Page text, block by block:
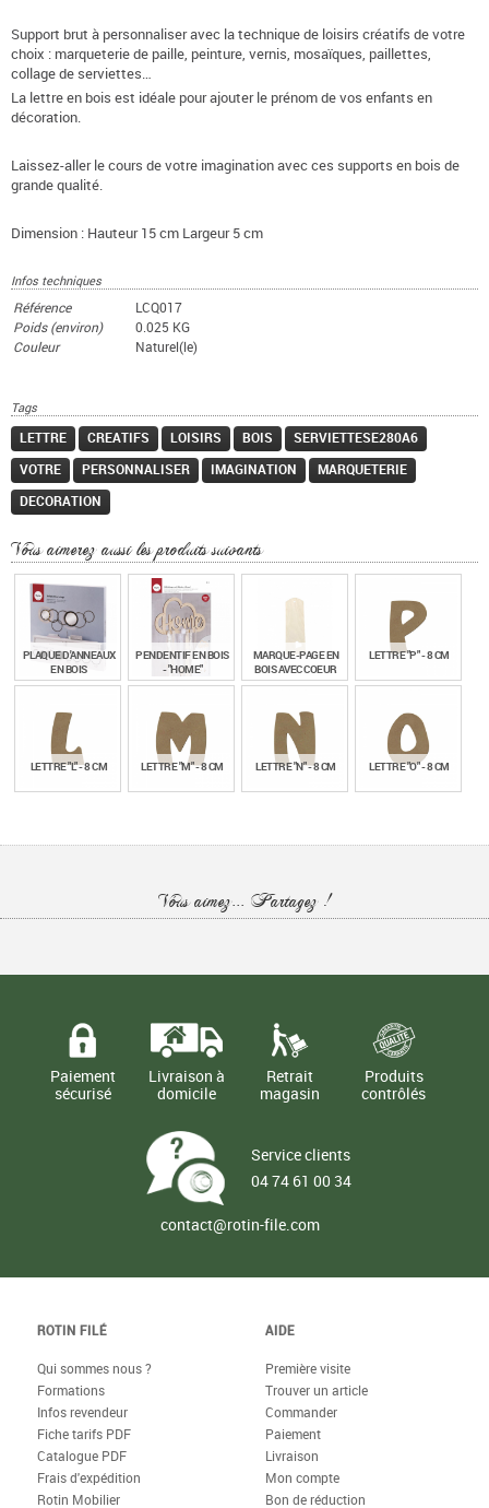
Support brut à personnaliser avec la technique de loisirs créatifs de votre
choix : marqueterie de paille, peinture, vernis, mosaïques, paillettes,
collage de serviettes…
La lettre en bois est idéale pour ajouter le prénom de vos enfants en
décoration.
Laissez-aller le cours de votre imagination avec ces supports en bois de
grande qualité.
Dimension : Hauteur 15 cm Largeur 5 cm
Infos techniques
Référence
LCQ017
Poids (environ)
0.025 KG
Couleur
Naturel(le)
Tags
LETTRE CREATIFS LOISIRS BOIS
SERVIETTESE280A6
VOTRE
PERSONNALISER IMAGINATION
MARQUETERIE
DECORATION
Vous aimerez aussi les produits suivants
PLAQUE D'ANNEAUX
EN BOIS
45,90
PENDENTIF EN BOIS
- "HOME"
8,90TTC
MARQUE-PAGE EN
BOIS AVEC COEUR
0,70
LETTRE "P" - 8 CM
1,30 €
TTC
LETTRE "L" - 8 CM
1,30TTC
LETTRE "M" - 8 CM
1,30TTC
LETTRE "N" - 8 CM
1,30TTC
LETTRE "O" - 8 CM
1,30TTC
Vous aimez... Partagez !
Paiement
sécurisé
Livraison à
domicile
Retrait
magasin
Produits
contrôlés
Service clients
04 74 61 00 34
contact@rotin-file.com
ROTIN FILÉ
Qui sommes nous ?
Formations
Infos revendeur
Fiche tarifs PDF
Catalogue PDF
Frais d'expédition
Rotin Mobilier
AIDE
Première visite
Trouver un article
Commander
Paiement
Livraison
Mon compte
Bon de réduction